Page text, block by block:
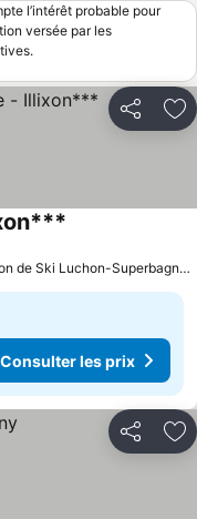
l’intérêt probable pour
versée par les
Partager
à 2.6 km de : Station de Ski Luchon-Superbagnères
Consulter les prix
Partager